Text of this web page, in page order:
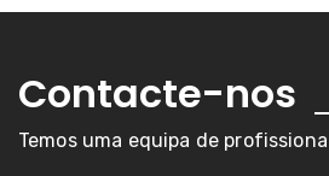
Contacte-nos
Temos uma equipa de